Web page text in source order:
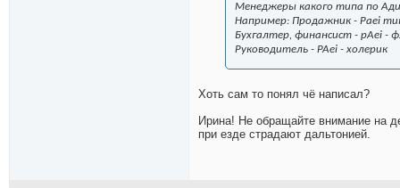
Менеджеры какого типа по
Например: Продажник - Paei
Бухгалтер, финансист - pAei -
Руководитель - PAei - холерик
Хоть сам то понял чё написал?
Ирина! Не обращайте внимание на
при езде страдают дальтонией.